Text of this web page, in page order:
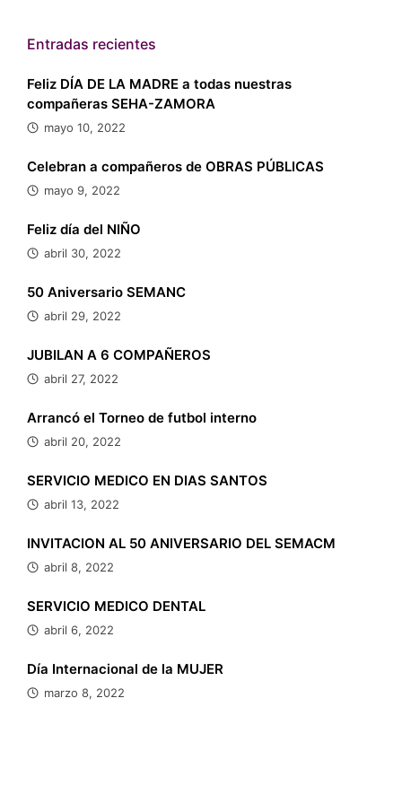
Entradas recientes
Feliz DÍA DE LA MADRE a todas nuestras
compañeras SEHA-ZAMORA
mayo 10, 2022
Celebran a compañeros de OBRAS PÚBLICAS
mayo 9, 2022
Feliz día del NIÑO
abril 30, 2022
50 Aniversario SEMANC
abril 29, 2022
JUBILAN A 6 COMPAÑEROS
abril 27, 2022
Arrancó el Torneo de futbol interno
abril 20, 2022
SERVICIO MEDICO EN DIAS SANTOS
abril 13, 2022
INVITACION AL 50 ANIVERSARIO DEL SEMACM
abril 8, 2022
SERVICIO MEDICO DENTAL
abril 6, 2022
Día Internacional de la MUJER
marzo 8, 2022